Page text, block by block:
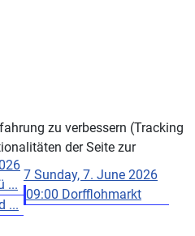
...
...
7 Sunday, 7. June 2026
09:00 Dorfflohmarkt
zu verbessern (Tracking
der Seite zur